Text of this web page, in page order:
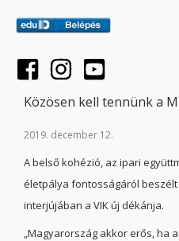
Közösen kell tennünk a
2019. december 12.
A belső kohézió, az ipari
életpálya fontosságáról
interjújában a VIK új dékánja.
„Magyarország akkor erős, ha